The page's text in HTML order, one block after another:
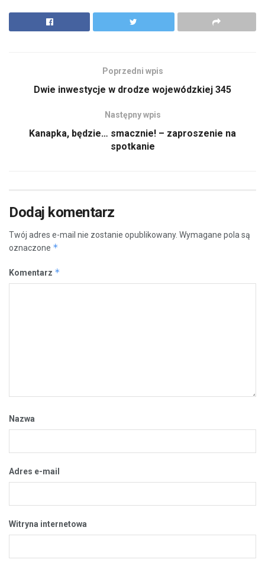
Poprzedni wpis
Dwie inwestycje w drodze wojewódzkiej 345
Następny wpis
Kanapka, będzie… smacznie! – zaproszenie na
spotkanie
Dodaj komentarz
Twój adres e-mail nie zostanie opublikowany. Wymagane pola są
oznaczone *
Komentarz *
Nazwa
Adres e-mail
Witryna internetowa